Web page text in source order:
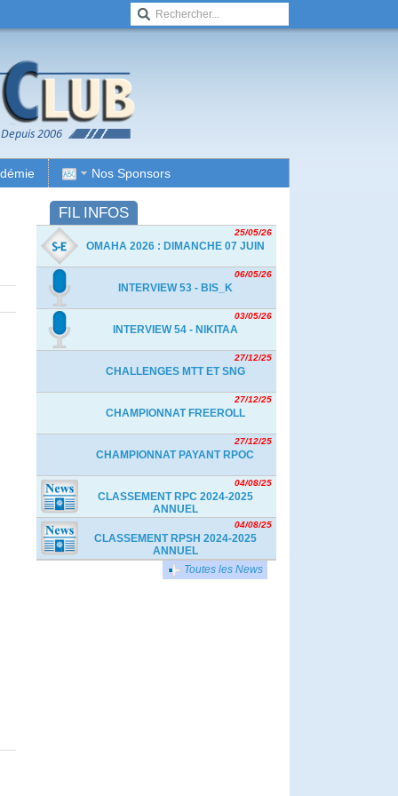
Nos Sponsors
FIL INFOS
25/05/26
OMAHA 2026 : DIMANCHE 07 JUIN
06/05/26
INTERVIEW 53 - BIS_K
03/05/26
INTERVIEW 54 - NIKITAA
27/12/25
CHALLENGES MTT ET SNG
27/12/25
CHAMPIONNAT FREEROLL
27/12/25
CHAMPIONNAT PAYANT RPOC
04/08/25
CLASSEMENT RPC 2024-2025
ANNUEL
04/08/25
CLASSEMENT RPSH 2024-2025
ANNUEL
Toutes les News